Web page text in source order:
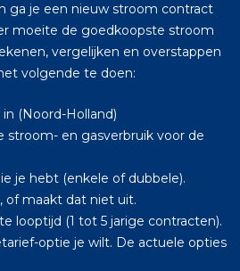
ga je een nieuw stroom contract
moeite de goedkoopste stroom
vergelijken en overstappen
volgende te doen:
(Noord-Holland)
stroom- en gasverbruik voor de
je hebt (enkele of dubbele).
of maakt dat niet uit.
looptijd (1 tot 5 jarige contracten).
optie je wilt. De actuele opties